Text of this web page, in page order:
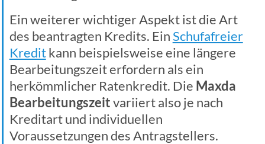
Ein weiterer wichtiger Aspekt ist die Art
des beantragten Kredits. EinSchufafreier
Kreditkann beispielsweise eine längere
Bearbeitungszeit erfordern als ein
herkömmlicher Ratenkredit. Die Maxda
Bearbeitungszeitvariiert also je nach
Kreditart und individuellen
Voraussetzungen des Antragstellers.